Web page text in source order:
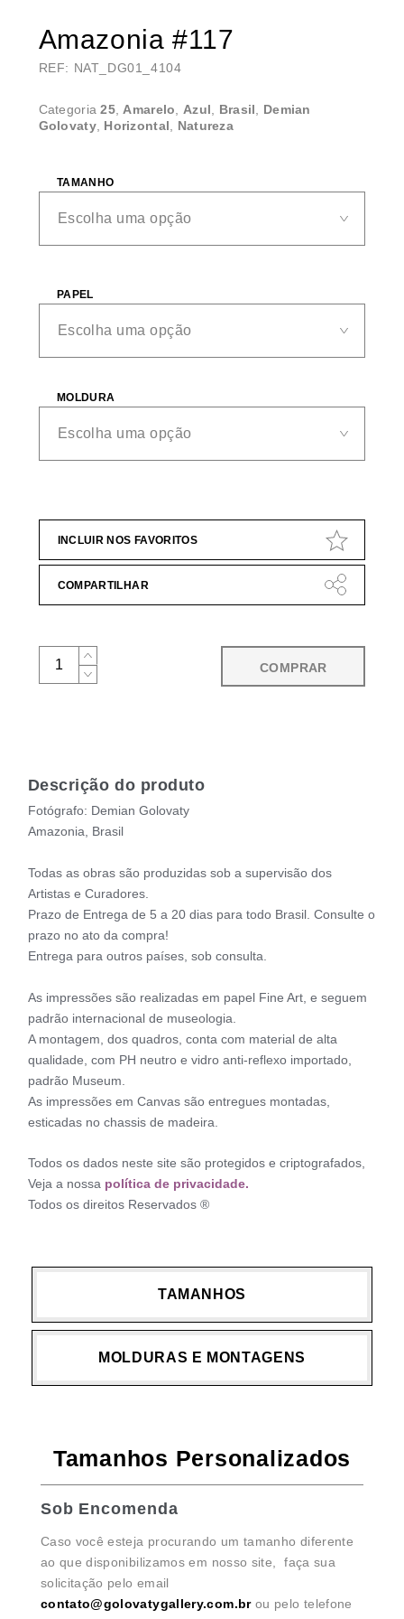
Amazonia #117
REF: NAT_DG01_4104
Categoria25, Amarelo Azul Brasil
Demian
Golovaty, Horizontal Natureza
TAMANHO
PAPEL
MOLDURA
INCLUIR NOS FAVORITOS
COMPARTILHAR
COMPRAR
Descrição do produto
Fotógrafo: Demian Golovaty
Amazonia, Brasil
Todas as obras são produzidas sob a supervisão dos
Artistas e Curadores.
Prazo de Entrega de 5 a 20 dias para todo Brasil. Consulte o
prazo no ato da compra!
Entrega para outros países, sob consulta.
As impressões são realizadas em papel Fine Art, e seguem
padrão internacional de museologia.
A montagem, dos quadros, conta com material de alta
qualidade, com PH neutro e vidro anti-reflexo importado,
padrão Museum.
As impressões em Canvas são entregues montadas,
esticadas no chassis de madeira.
Todos os dados neste site são protegidos e criptografados,
Veja a nossa política de privacidade.
Todos os direitos Reservados ®
TAMANHOS
MOLDURAS E MONTAGENS
Tamanhos Personalizados
Sob Encomenda
Caso você esteja procurando um tamanho diferente
ao que disponibilizamos em nosso site, faça sua
solicitação pelo email
contato@golovatygallery.com.brou pelo telefone